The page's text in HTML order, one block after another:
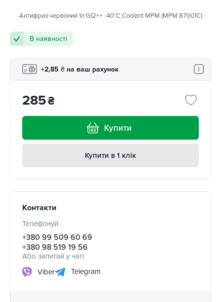
Антифриз червоний 1л G12++ -40°C Coolant MPM (MPM 87001C)
В наявності
+2,85 ₴ на ваш рахунок
285₴
Купити
Купити в 1 клік
Контакти
Телефонуй
+380 99 509 60 69
+380 98 519 19 56
Або запитай у чаті
Viber
Telegram